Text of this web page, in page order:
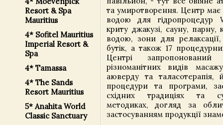
Resort & Spa
Mauritius
4* Sofitel Mauritius
Imperial Resort &
Spa
4* Tamassa
4* The Sands
Resort Mauritius
5* Anahita World
Classic Sanctuary
та умиротворення. Центр
водою для гідропроцедур
криту джакузі, сауну, парну,
водою, зони для
бутік, а також 17
Центрі
різноманітних видів
аюверду та таласотерапія,
процедури та програми,
східних традиціях та
методиках, догляд за
застосуванням продукції